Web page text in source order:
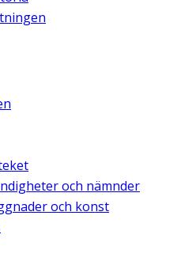
och nämnder
och konst